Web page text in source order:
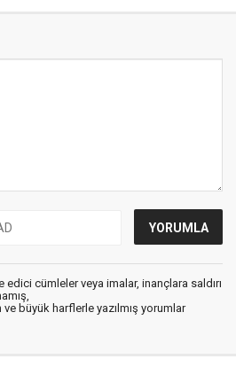
edici cümleler veya imalar, inançlara saldırı
büyük harflerle yazılmış yorumlar